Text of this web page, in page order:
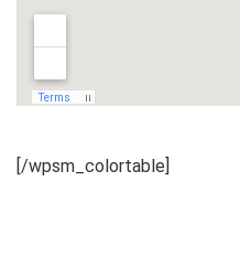
[/wpsm_colortable]